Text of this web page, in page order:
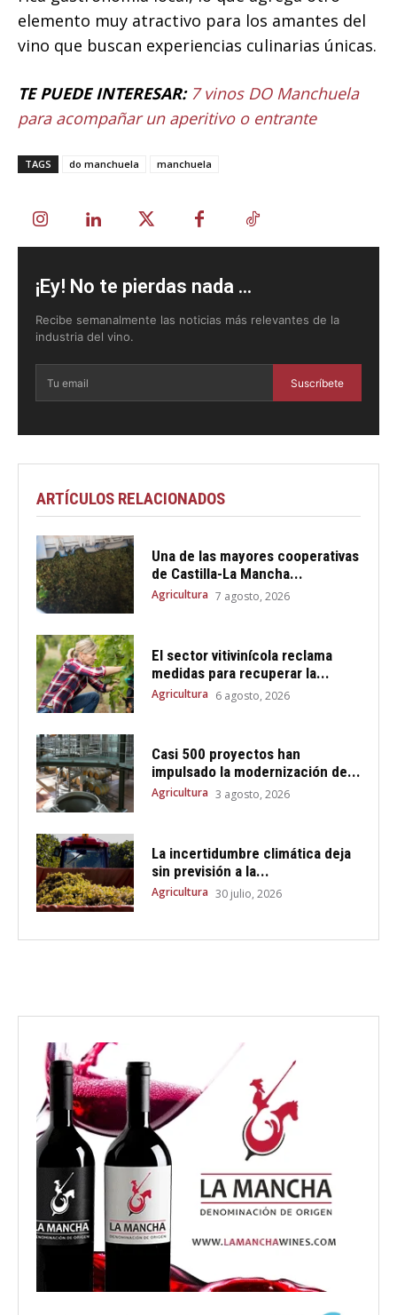
elemento muy atractivo para los amantes del
vino que buscan experiencias culinarias únicas.
TE PUEDE INTERESAR: 7 vinos DO Manchuela
para acompañar un aperitivo o entrante
TAGS do manchuela manchuela
¡Ey! No te pierdas nada ...
Recibe semanalmente las noticias más relevantes de la
industria del vino.
Suscríbete
ARTÍCULOS RELACIONADOS
Una de las mayores cooperativas
de Castilla-La Mancha...
Agricultura 7 agosto, 2026
El sector vitivinícola reclama
medidas para recuperar la...
Agricultura 6 agosto, 2026
Casi 500 proyectos han
impulsado la modernización de...
Agricultura 3 agosto, 2026
La incertidumbre climática deja
sin previsión a la...
Agricultura 30 julio, 2026